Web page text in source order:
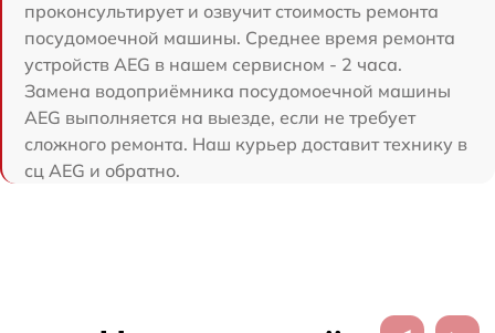
проконсультирует и озвучит стоимость ремонта
посудомоечной машины. Среднее время ремонта
устройств AEG в нашем сервисном - 2 часа.
Замена водоприёмника посудомоечной машины
AEG выполняется на выезде, если не требует
сложного ремонта. Наш курьер доставит технику в
сц AEG и обратно.